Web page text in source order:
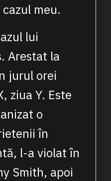
meu.
lui
Arestat la
jurul orei
ziua Y. Este
o
în
l-a violat în
Smith, apoi